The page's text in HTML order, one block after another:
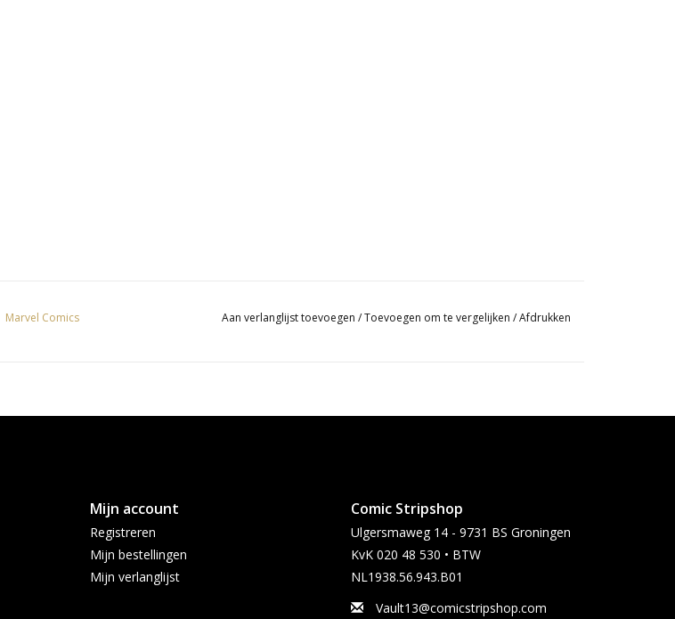
Marvel Comics Aan verlanglijst toevoegen /Toevoegen om te vergelijken /Afdrukken
Mijn account
Registreren
Mijn bestellingen
Mijn verlanglijst
Comic Stripshop
Ulgersmaweg 14 - 9731 BS Groningen
KvK 020 48 530 • BTW
NL1938.56.943.B01
Vault13@comicstripshop.com